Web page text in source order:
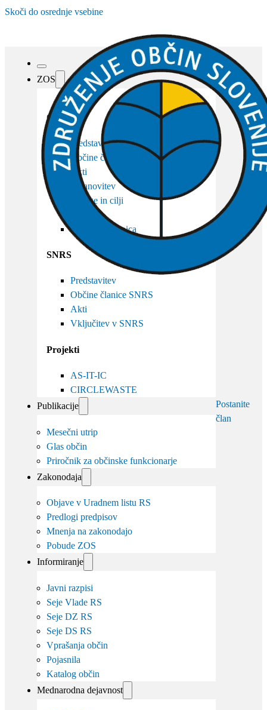
Skoči do osrednje vsebine
ZOS
O ZOS
Predstavitev
Občine članice
Akti
Ustanovitev
Naloge in cilji
Osebna izkaznica
SNRS
Predstavitev
Občine članice SNRS
Akti
Vključitev v SNRS
Projekti
AS-IT-IC
CIRCLEWASTE
Publikacije
Mesečni utrip
Glas občin
Priročnik za občinske funkcionarje
Zakonodaja
Objave v Uradnem listu RS
Predlogi predpisov
Mnenja na zakonodajo
Pobude ZOS
Informiranje
Javni razpisi
Seje Vlade RS
Seje DZ RS
Seje DS RS
Vprašanja občin
Pojasnila
Katalog občin
Mednarodna dejavnost
Postanite
član